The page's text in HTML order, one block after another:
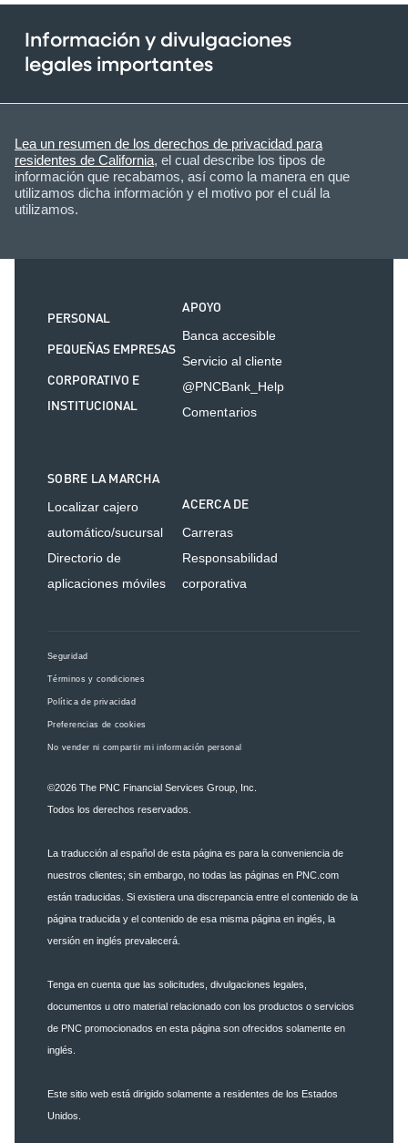
Información y divulgaciones
legales importantes
Lea un resumen de los derechos de privacidad para
residentes de California, el cual describe los tipos de
información que recabamos, así como la manera en que
utilizamos dicha información y el motivo por el cuál la
utilizamos.
PERSONAL
PEQUEÑAS EMPRESAS
CORPORATIVO E
INSTITUCIONAL
APOYO
Banca accesible
Servicio al cliente
@PNCBank_Help
Comentarios
SOBRE LA MARCHA
Localizar cajero
automático/sucursal
Directorio de
aplicaciones móviles
ACERCA DE
Carreras
Responsabilidad
corporativa
Seguridad
Términos y condiciones
Política de privacidad
Preferencias de cookies
No vender ni compartir mi información personal
©2026 The PNC Financial Services Group, Inc.
Todos los derechos reservados.
La traducción al español de esta página es para la conveniencia de
nuestros clientes; sin embargo, no todas las páginas en PNC.com
están traducidas. Si existiera una discrepancia entre el contenido de la
página traducida y el contenido de esa misma página en inglés, la
versión en inglés prevalecerá.
Tenga en cuenta que las solicitudes, divulgaciones legales,
documentos u otro material relacionado con los productos o servicios
de PNC promocionados en esta página son ofrecidos solamente en
inglés.
Este sitio web está dirigido solamente a residentes de los Estados
Unidos.